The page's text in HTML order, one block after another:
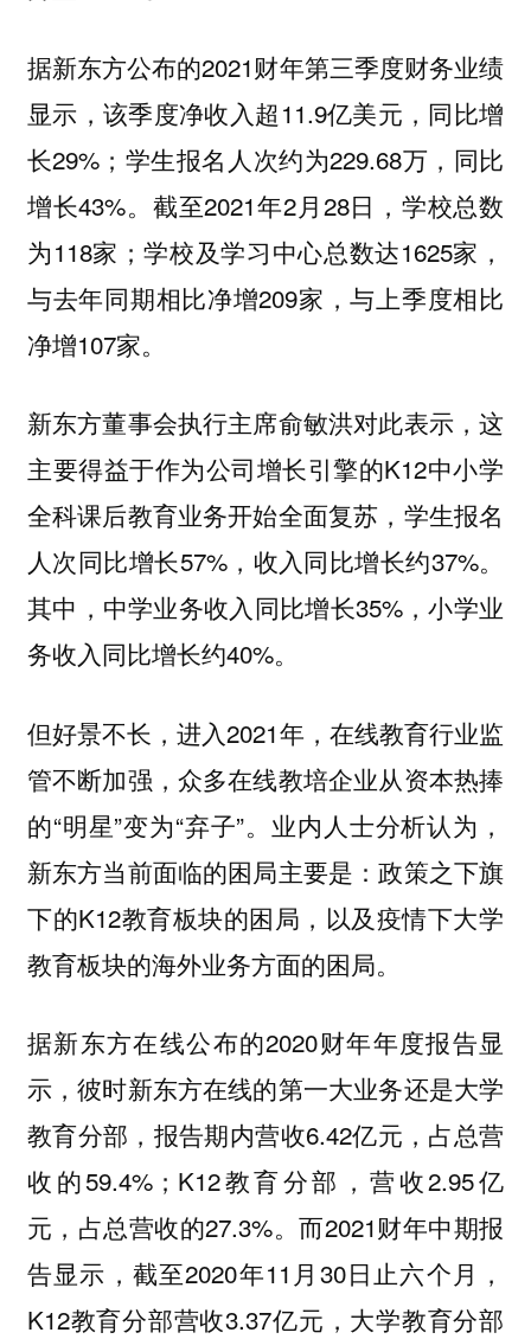
据新东方公布的2021财年第三季度财务业绩
显示，该季度净收入超11.9亿美元，同比增
长29%；学生报名人次约为229.68万，同比
增长43%。截至2021年2月28日，学校总数
为118家；学校及学习中心总数达1625家，
与去年同期相比净增209家，与上季度相比
净增107家。
新东方董事会执行主席俞敏洪对此表示，这
主要得益于作为公司增长引擎的K12中小学
全科课后教育业务开始全面复苏，学生报名
人次同比增长57%，收入同比增长约37%。
其中，中学业务收入同比增长35%，小学业
务收入同比增长约40%。
但好景不长，进入2021年，在线教育行业监
管不断加强，众多在线教培企业从资本热捧
的“明星”变为“弃子”。业内人士分析认为，
新东方当前面临的困局主要是：政策之下旗
下的K12教育板块的困局，以及疫情下大学
教育板块的海外业务方面的困局。
据新东方在线公布的2020财年年度报告显
示，彼时新东方在线的第一大业务还是大学
教育分部，报告期内营收6.42亿元，占总营
收的59.4%；K12教育分部，营收2.95亿
元，占总营收的27.3%。而2021财年中期报
告显示，截至2020年11月30日止六个月，
K12教育分部营收3.37亿元，大学教育分部